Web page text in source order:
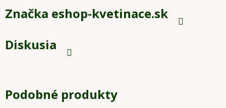
Značka eshop-kvetinace.sk
Diskusia
Podobné produkty